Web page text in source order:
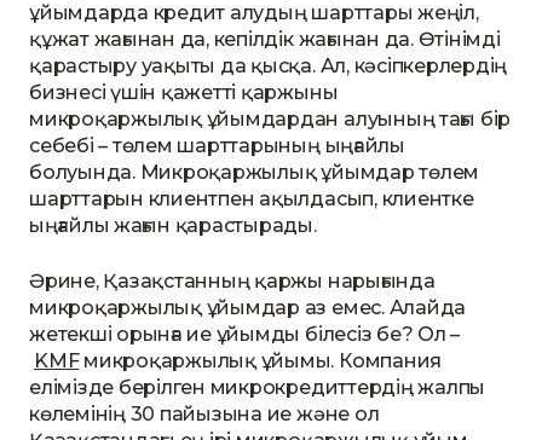
ұйымдарда кредит алудың шарттары жеңіл,
құжат жағынан да, кепілдік жағынан да. Өтінімді
қарастыру уақыты да қысқа. Ал, кәсіпкерлердің
бизнесі үшін қажетті қаржыны
микроқаржылық ұйымдардан алуының тағы бір
себебі – төлем шарттарының ыңғайлы
болуында. Микроқаржылық ұйымдар төлем
шарттарын клиентпен ақылдасып, клиентке
ыңғайлы жағын қарастырады.
Әрине, Қазақстанның қаржы нарығында
микроқаржылық ұйымдар аз емес. Алайда
жетекші орынға ие ұйымды білесіз бе? Ол –
KMFмикроқаржылық ұйымы. Компания
елімізде берілген микрокредиттердің жалпы
көлемінің 30 пайызына ие және ол